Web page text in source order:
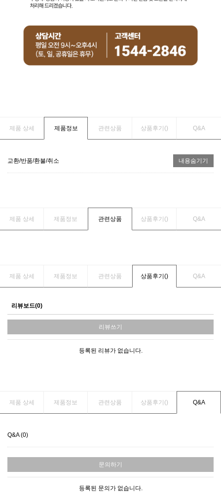
제품 상세 제품정보 관련상품 상품후기() Q&A
교환/반품/환불/취소 내용숨기기
제품 상세 제품정보 관련상품 상품후기() Q&A
제품 상세 제품정보 관련상품 상품후기() Q&A
리뷰보드(0)
리뷰쓰기
등록된 리뷰가 없습니다.
제품 상세 제품정보 관련상품 상품후기() Q&A
Q&A (0)
문의하기
등록된 문의가 없습니다.